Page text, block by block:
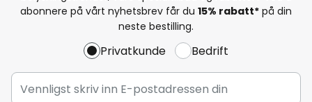
abonnere på vårt nyhetsbrev får du 15% rabatt* på din
neste bestilling.
Privatkunde Bedrift